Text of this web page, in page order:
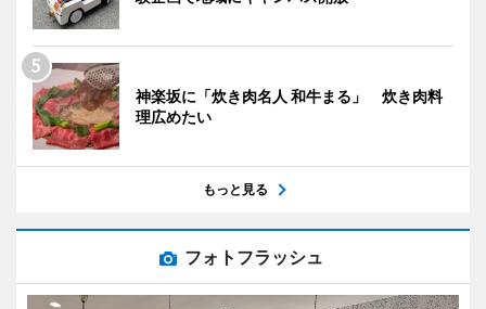
神楽坂に「炊き肉名人 和牛まる」 炊き肉料
理広めたい
もっと見る
フォトフラッシュ